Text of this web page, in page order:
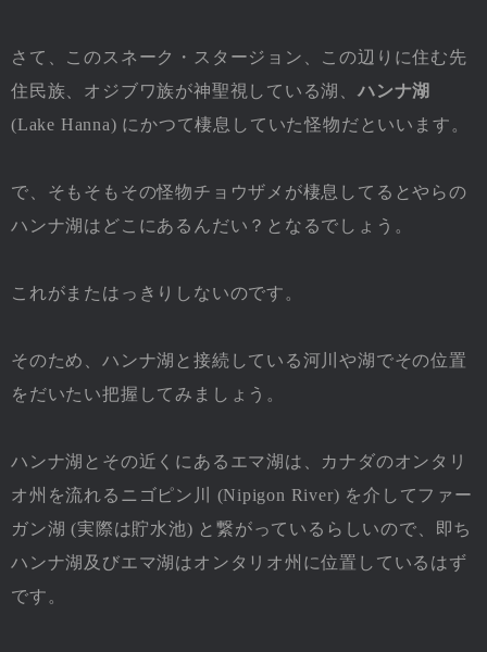
さて、このスネーク・スタージョン、この辺りに住む先
住民族、オジブワ族が神聖視している湖、ハンナ湖
(Lake Hanna) にかつて棲息していた怪物だといいます。
で、そもそもその怪物チョウザメが棲息してるとやらの
ハンナ湖はどこにあるんだい？となるでしょう。
これがまたはっきりしないのです。
そのため、ハンナ湖と接続している河川や湖でその位置
をだいたい把握してみましょう。
ハンナ湖とその近くにあるエマ湖は、カナダのオンタリ
オ州を流れるニゴピン川 (Nipigon River) を介してファー
ガン湖 (実際は貯水池) と繋がっているらしいので、即ち
ハンナ湖及びエマ湖はオンタリオ州に位置しているはず
です。